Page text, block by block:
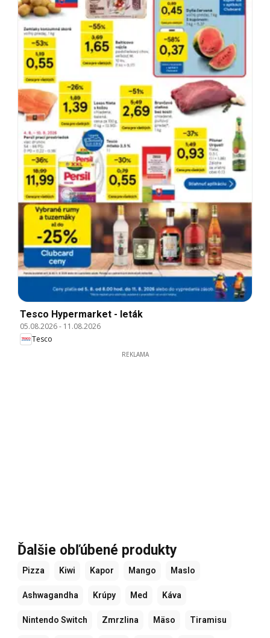
Tesco Hypermarket - leták
05.08.2026- 11.08.2026
Tesco
REKLAMA
Ďalšie obľúbené produkty
Pizza Kiwi Kapor Mango Maslo
Ashwagandha Krúpy Med Káva
Nintendo Switch Zmrzlina Mäso Tiramisu